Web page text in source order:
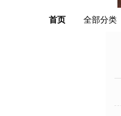
首页 全部分类